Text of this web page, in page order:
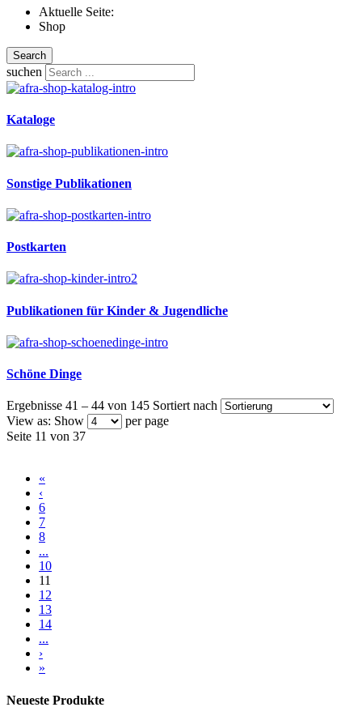
Aktuelle Seite:
Shop
Search
suchen
Kataloge
Sonstige Publikationen
Postkarten
Publikationen für Kinder & Jugendliche
Schöne Dinge
Ergebnisse 41 – 44 von 145 Sortiert nach
View as: Show
per page
Seite 11 von 37
«
‹
6
7
8
...
10
11
12
13
14
...
›
»
Neueste Produkte